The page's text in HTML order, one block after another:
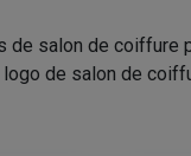
de salon de coiffure
de salon de